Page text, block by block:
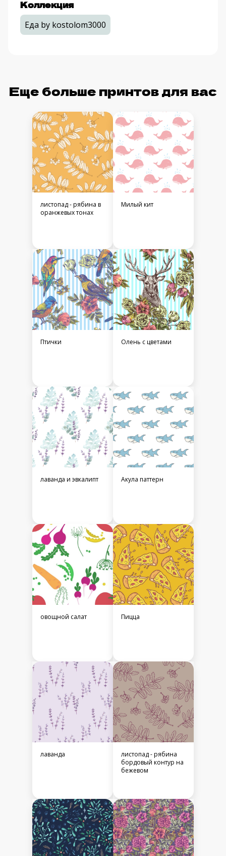
Коллекция
Еда by kostolom3000
Еще больше принтов для вас
листопад - рябина в
оранжевых тонах
Милый кит
Птички Олень с цветами
лаванда и эвкалипт Акула паттерн
овощной салат Пицца
лаванда
листопад - рябина
бордовый контур на
бежевом